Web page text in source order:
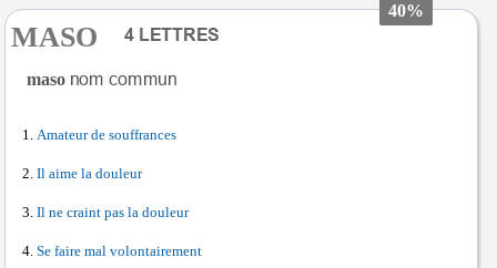
40%
MASO
maso
Amateur de souffrances
Il aime la douleur
Il ne craint pas la douleur
Se faire mal volontairement